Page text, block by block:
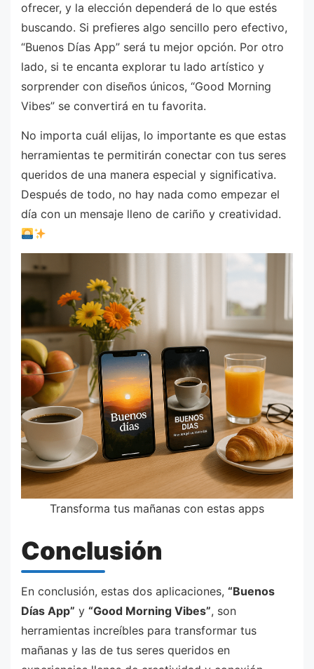
ofrecer, y la elección dependerá de lo que estés
buscando. Si prefieres algo sencillo pero efectivo,
“Buenos Días App” será tu mejor opción. Por otro
lado, si te encanta explorar tu lado artístico y
sorprender con diseños únicos, “Good Morning
Vibes” se convertirá en tu favorita.
No importa cuál elijas, lo importante es que estas
herramientas te permitirán conectar con tus seres
queridos de una manera especial y significativa.
Después de todo, no hay nada como empezar el
día con un mensaje lleno de cariño y creatividad.
Transforma tus mañanas con estas apps
Conclusión
En conclusión, estas dos aplicaciones, “Buenos
Días App” y “Good Morning Vibes”, son
herramientas increíbles para transformar tus
mañanas y las de tus seres queridos en